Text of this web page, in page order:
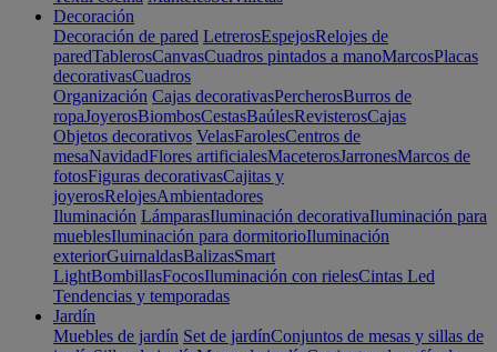
Decoración
Decoración de pared LetrerosEspejosRelojes de
paredTablerosCanvasCuadros pintados a manoMarcosPlacas
decorativasCuadros
Organización Cajas decorativasPercherosBurros de
ropaJoyerosBiombosCestasBaúlesRevisterosCajas
Objetos decorativos VelasFarolesCentros de
mesaNavidadFlores artificialesMaceterosJarronesMarcos de
fotosFiguras decorativasCajitas y
joyerosRelojesAmbientadores
Iluminación LámparasIluminación decorativaIluminación para
mueblesIluminación para dormitorioIluminación
exteriorGuirnaldasBalizasSmart
LightBombillasFocosIluminación con rielesCintas Led
Tendencias y temporadas
Jardín
Muebles de jardín Set de jardínConjuntos de mesas y sillas de